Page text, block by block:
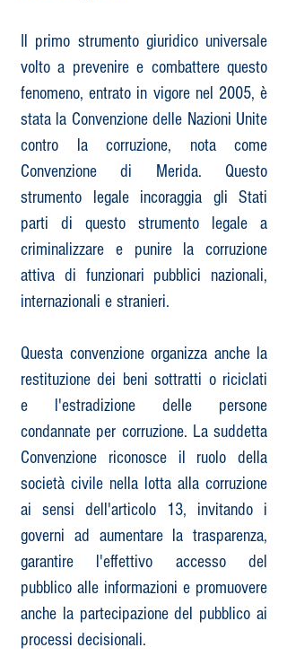
Il primo strumento giuridico universale
volto a prevenire e combattere questo
fenomeno, entrato in vigore nel 2005, è
stata la Convenzione delle Nazioni Unite
contro la corruzione, nota come
Convenzione di Merida.​ Questo
strumento legale incoraggia gli Stati
parti di questo strumento legale a
criminalizzare e punire la corruzione
attiva di funzionari pubblici nazionali,
internazionali e stranieri.​
Questa convenzione organizza anche la
restituzione dei beni sottratti o riciclati
e l'estradizione delle persone
condannate per corruzione.​ La suddetta
Convenzione riconosce il ruolo della
società civile nella lotta alla corruzione
ai sensi dell'articolo 13, invitando i
governi ad aumentare la trasparenza,
garantire l'effettivo accesso del
pubblico alle informazioni e promuovere
anche la partecipazione del pubblico ai
processi decisionali.​